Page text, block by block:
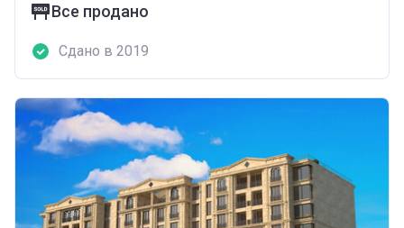
Все продано
Сдано в 2019